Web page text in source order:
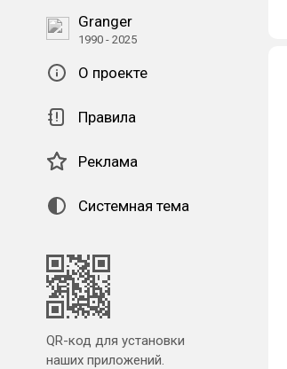
Granger
1990 - 2025
О проекте
Правила
Реклама
Системная тема
QR-код для установки
наших приложений.